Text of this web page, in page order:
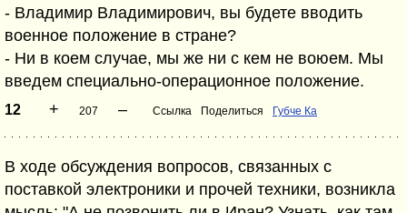
- Владимир Владимирович, вы будете вводить
военное положение в стране?
- Ни в коем случае, мы же ни с кем не воюем. Мы
введем специально-операционное положение.
12 + 207 – Ссылка Поделиться Губче Ка
В ходе обсуждения вопросов, связанных с
поставкой электроники и прочей техники, возникла